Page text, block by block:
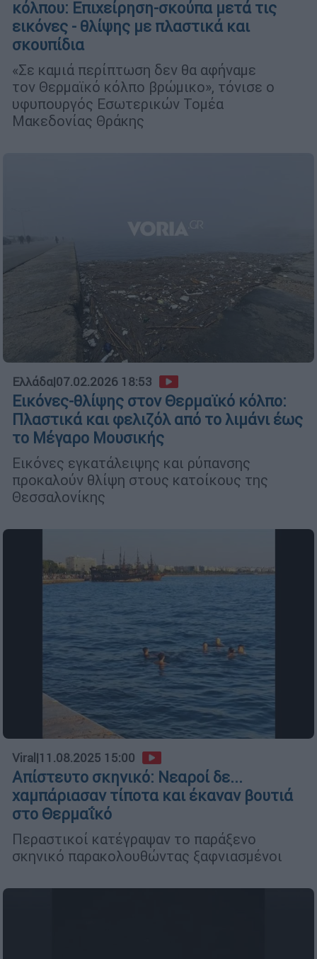
κόλπου: Επιχείρηση-σκούπα μετά τις
εικόνες - θλίψης με πλαστικά και
σκουπίδια
«Σε καμιά περίπτωση δεν θα αφήναμε
τον Θερμαϊκό κόλπο βρώμικο», τόνισε ο
υφυπουργός Εσωτερικών Τομέα
Μακεδονίας Θράκης
Ελλάδα|07.02.2026 18:53
Εικόνες-θλίψης στον Θερμαϊκό κόλπο:
Πλαστικά και φελιζόλ από το λιμάνι έως
το Μέγαρο Μουσικής
Εικόνες εγκατάλειψης και ρύπανσης
προκαλούν θλίψη στους κατοίκους της
Θεσσαλονίκης
Viral |11.08.2025 15:00
Απίστευτο σκηνικό: Νεαροί δε...
χαμπάριασαν τίποτα και έκαναν βουτιά
στο Θερμαΐκό
Περαστικοί κατέγραψαν το παράξενο
σκηνικό παρακολουθώντας ξαφνιασμένοι